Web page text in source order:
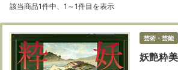
該当商品1件中、1～1件目を表示
芸術・芸能
妖艶粋美